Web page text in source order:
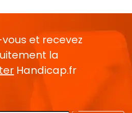
et recevez
la
Handicap.fr